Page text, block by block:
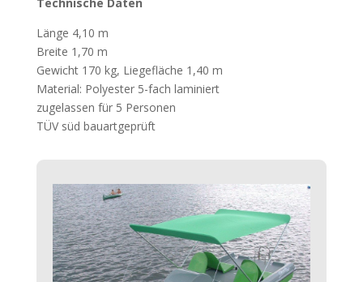
Länge 4,10 m
Breite 1,70 m
Gewicht 170 kg, Liegefläche 1,40 m
Material: Polyester 5-fach laminiert
zugelassen für 5 Personen
TÜV süd bauartgeprüft